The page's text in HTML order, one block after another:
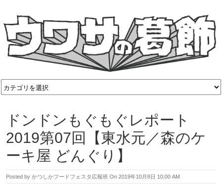
ドンドンもぐもぐレポート
2019第07回【東水元／森のケ
ーキ屋 どんぐり】
Posted by かつしかフードフェスタ広報班 On 2019年10月8日 10:00 AM